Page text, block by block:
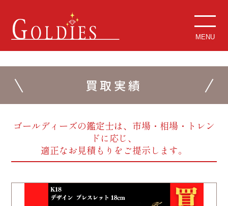
MENU
買取実績
ゴールディーズの鑑定士は、市場・相場・トレン
ドに応じ、
適正なお見積もりをご提示します。